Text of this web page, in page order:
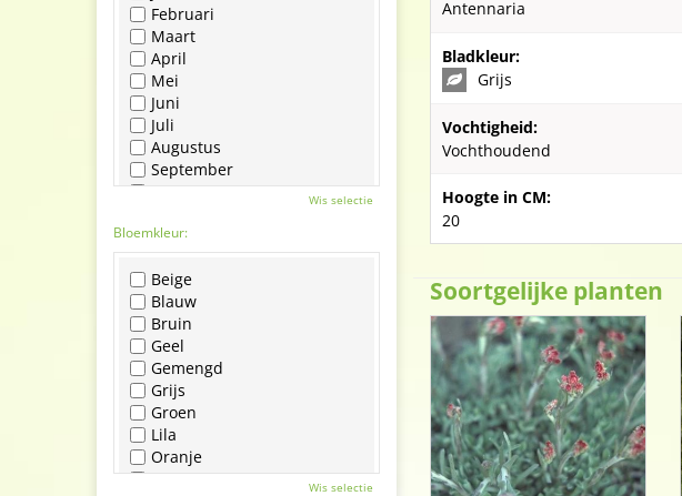
Antennaria
Bladkleur:
Grijs
Vochtigheid:
Vochthoudend
Hoogte in CM:
20
Soortgelijke planten
Februari
Maart
April
Mei
Juni
Juli
Augustus
September
Oktober
December
Wis selectie
Bloemkleur:
Beige
Blauw
Bruin
Geel
Gemengd
Grijs
Groen
Lila
Oranje
Paars
Wis selectie